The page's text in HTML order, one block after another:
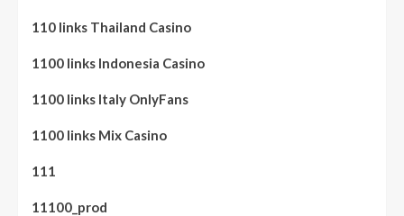
110 links Thailand Casino
1100 links Indonesia Casino
1100 links Italy OnlyFans
1100 links Mix Casino
111
11100_prod